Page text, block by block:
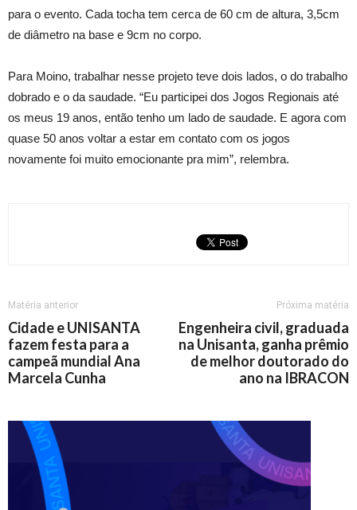
para o evento. Cada tocha tem cerca de 60 cm de altura, 3,5cm
de diâmetro na base e 9cm no corpo.
Para Moino, trabalhar nesse projeto teve dois lados, o do trabalho
dobrado e o da saudade. “Eu participei dos Jogos Regionais até
os meus 19 anos, então tenho um lado de saudade. E agora com
quase 50 anos voltar a estar em contato com os jogos
novamente foi muito emocionante pra mim”, relembra.
Matéria anterior
Cidade e UNISANTA
fazem festa para a
campeã mundial Ana
Marcela Cunha
Próxima matéria
Engenheira civil, graduada
na Unisanta, ganha prêmio
de melhor doutorado do
ano na IBRACON